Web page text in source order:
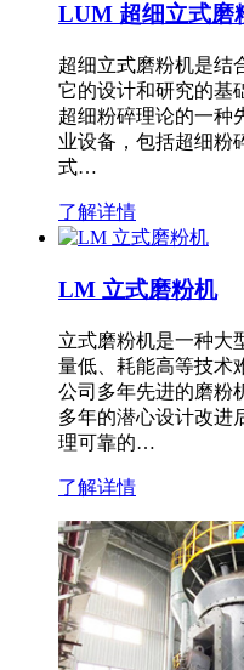
LUM 超细立式磨
超细立式磨粉机是结
它的设计和研究的基
超细粉碎理论的一种
业设备，包括超细粉
式…
了解详情
LM 立式磨粉机
立式磨粉机是一种大
量低、耗能高等技术
公司多年先进的磨粉
多年的潜心设计改进
理可靠的…
了解详情